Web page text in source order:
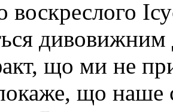
воскреслого
дивовижним
що ми не
що наше